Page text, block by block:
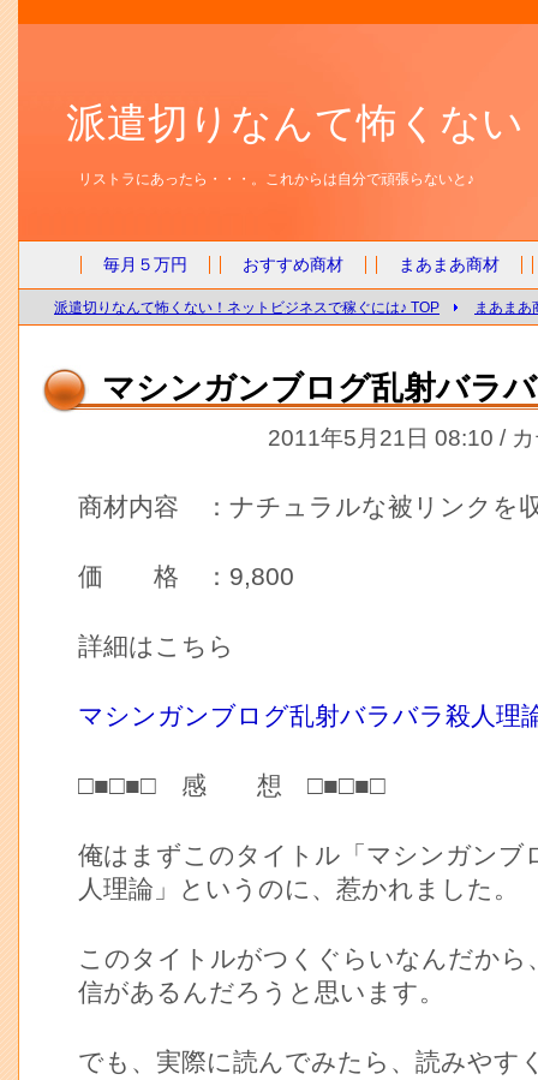
派遣切りなんて怖くな
リストラにあったら・・・。これからは自分で頑張らないと♪
毎月５万円 おすすめ商材 まあまあ商材
派遣切りなんて怖くない！ネットビジネスで稼ぐには♪ TOP まあまあ
マシンガンブログ乱射バラ
2011年5月21日 08:10 /
商材内容 ：ナチュラルな被リンクを
価 格 ：9,800
詳細はこちら
マシンガンブログ乱射バラバラ殺人理
□■□■□ 感 想 □■□■□
俺はまずこのタイトル「マシンガンブ
人理論」というのに、惹かれました。
このタイトルがつくぐらいなんだから
信があるんだろうと思います。
でも、実際に読んでみたら、読みやす